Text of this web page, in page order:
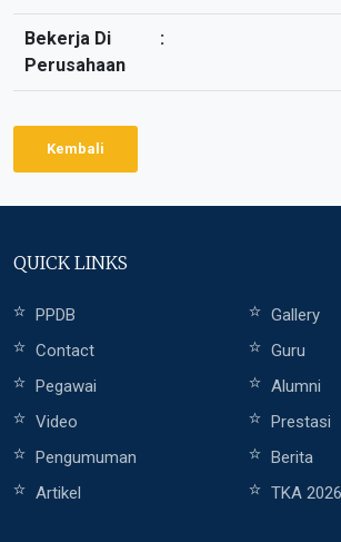
Bekerja Di
Perusahaan
:
Kembali
QUICK LINKS
PPDB
Gallery
Contact
Guru
Pegawai
Alumni
Video
Prestasi
Pengumuman
Berita
Artikel
TKA 2026